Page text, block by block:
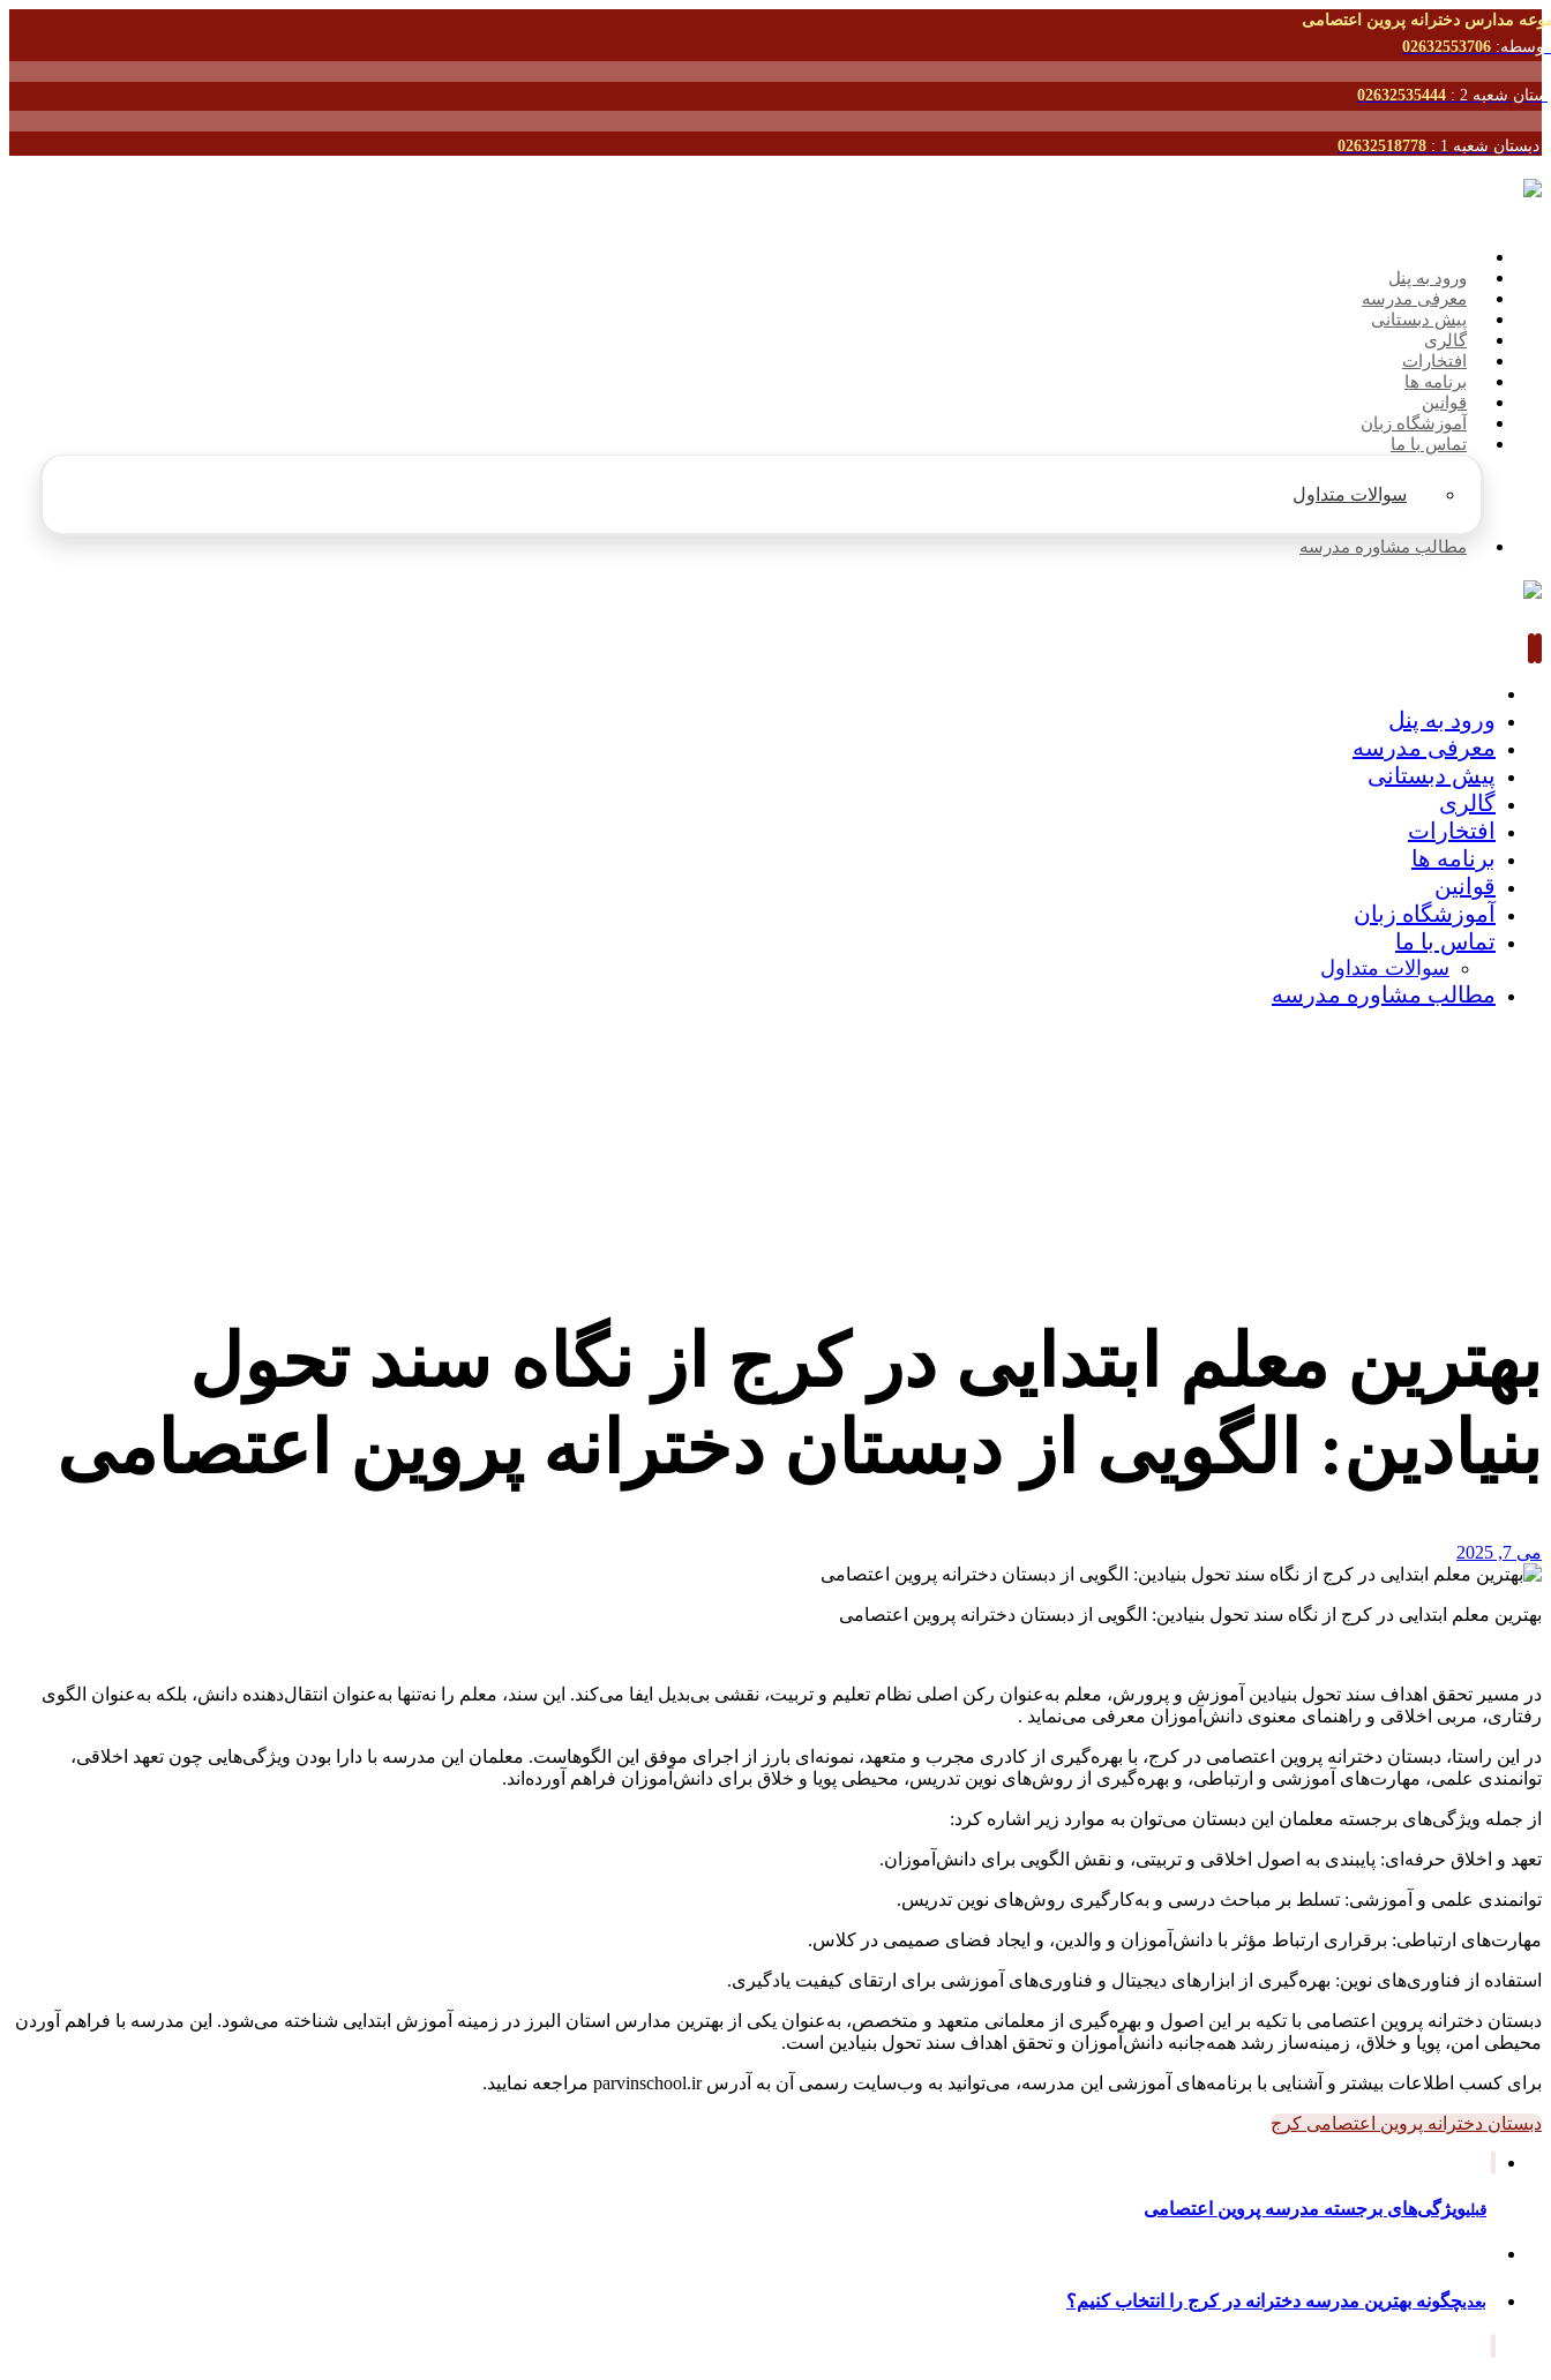
مدارس دخترانه پروین اعتصامی
02632553706
شعبه 2 : 02632535444
دبستان شعبه 1 : 02632518778
ورود به پنل
معرفی مدرسه
پیش دبستانی
گالری
افتخارات
برنامه ها
قوانین
آموزشگاه زبان
تماس با ما
سوالات متداول
مطالب مشاوره مدرسه
ورود به پنل
معرفی مدرسه
پیش دبستانی
گالری
افتخارات
برنامه ها
قوانین
آموزشگاه زبان
تماس با ما
سوالات متداول
مطالب مشاوره مدرسه
بهترین معلم ابتدایی در کرج از نگاه سند تحول
بنیادین: الگویی از دبستان دخترانه پروین اعتصامی
می 7, 2025
بهترین معلم ابتدایی در کرج از نگاه سند تحول بنیادین: الگویی از دبستان دخترانه پروین اعتصامی
در مسیر تحقق اهداف سند تحول بنیادین آموزش و پرورش، معلم به‌عنوان رکن اصلی نظام تعلیم و تربیت، نقشی بی‌بدیل ایفا می‌کند. این سند، معلم را نه‌تنها به‌عنوان انتقال‌دهنده دانش، بلکه به‌عنوان الگوی
رفتاری، مربی اخلاقی و راهنمای معنوی دانش‌آموزان معرفی می‌نماید .​
در این راستا، دبستان دخترانه پروین اعتصامی در کرج، با بهره‌گیری از کادری مجرب و متعهد، نمونه‌ای بارز از اجرای موفق این الگوهاست. معلمان این مدرسه با دارا بودن ویژگی‌هایی چون تعهد اخلاقی،
توانمندی علمی، مهارت‌های آموزشی و ارتباطی، و بهره‌گیری از روش‌های نوین تدریس، محیطی پویا و خلاق برای دانش‌آموزان فراهم آورده‌اند.​
از جمله ویژگی‌های برجسته معلمان این دبستان می‌توان به موارد زیر اشاره کرد:​
تعهد و اخلاق حرفه‌ای: پایبندی به اصول اخلاقی و تربیتی، و نقش الگویی برای دانش‌آموزان.​
توانمندی علمی و آموزشی: تسلط بر مباحث درسی و به‌کارگیری روش‌های نوین تدریس.​
مهارت‌های ارتباطی: برقراری ارتباط مؤثر با دانش‌آموزان و والدین، و ایجاد فضای صمیمی در کلاس.​
استفاده از فناوری‌های نوین: بهره‌گیری از ابزارهای دیجیتال و فناوری‌های آموزشی برای ارتقای کیفیت یادگیری.​
دبستان دخترانه پروین اعتصامی با تکیه بر این اصول و بهره‌گیری از معلمانی متعهد و متخصص، به‌عنوان یکی از بهترین مدارس استان البرز در زمینه آموزش ابتدایی شناخته می‌شود. این مدرسه با فراهم آوردن
محیطی امن، پویا و خلاق، زمینه‌ساز رشد همه‌جانبه دانش‌آموزان و تحقق اهداف سند تحول بنیادین است.​
برای کسب اطلاعات بیشتر و آشنایی با برنامه‌های آموزشی این مدرسه، می‌توانید به وب‌سایت رسمی آن به آدرس parvinschool.ir مراجعه نمایید.
دبستان دخترانه پروین اعتصامی کرج
قبلیویژگی‌های برجسته مدرسه پروین اعتصامی
بعدیچگونه بهترین مدرسه دخترانه در کرج را انتخاب کنیم؟